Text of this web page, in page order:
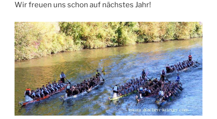
Wir freuen uns schon auf nächstes Jahr!